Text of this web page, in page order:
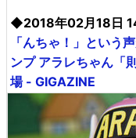
◆2018年02月18日
「んちゃ！」という
ンプ アラレちゃん「
場 - GIGAZINE